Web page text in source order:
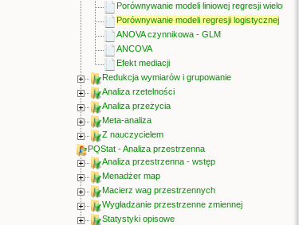
Porównywanie modeli liniowej regresji wielorakiej
Porównywanie modeli regresji logistycznej
ANOVA czynnikowa - GLM
ANCOVA
Efekt mediacji
Redukcja wymiarów i grupowanie
Analiza rzetelności
Analiza przeżycia
Meta-analiza
Z nauczycielem
PQStat - Analiza przestrzenna
Analiza przestrzenna - wstęp
Menadżer map
Macierz wag przestrzennych
Wygładzanie przestrzenne zmiennej
Statystyki opisowe